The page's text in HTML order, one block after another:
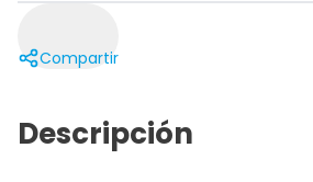
Compartir
Descripción